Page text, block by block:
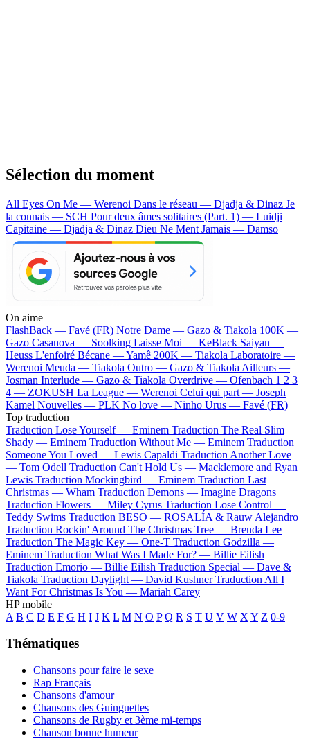
Sélection du moment
All Eyes On Me — Werenoi Dans le réseau — Djadja & Dinaz Je
la connais — SCH Pour deux âmes solitaires (Part. 1) — Luidji
Capitaine — Djadja & Dinaz Dieu Ne Ment Jamais — Damso
On aime
FlashBack — Favé (FR) Notre Dame — Gazo & Tiakola 100K —
Gazo Casanova — Soolking Laisse Moi — KeBlack Saiyan —
Heuss L'enfoiré Bécane —Yamê 200K — Tiakola Laboratoire —
Werenoi Meuda — Tiakola Outro — Gazo & Tiakola Ailleurs —
Josman Interlude — Gazo & Tiakola Overdrive — Ofenbach 1 2 3
4 — ZOKUSH La League — Werenoi Celui qui part — Joseph
Kamel Nouvelles — PLK No love — Ninho Urus — Favé (FR)
Top traduction
Traduction Lose Yourself — Eminem Traduction The Real Slim
Shady — Eminem Traduction Without Me — Eminem Traduction
Someone You Loved — Lewis Capaldi Traduction Another Love
— Tom Odell Traduction Can't Hold Us — Macklemore and Ryan
Lewis Traduction Mockingbird — Eminem Traduction Last
Christmas — Wham Traduction Demons — Imagine Dragons
Traduction Flowers — Miley Cyrus Traduction Lose Control —
Teddy Swims Traduction BESO — ROSALÍA & Rauw Alejandro
Traduction Rockin' Around The Christmas Tree — Brenda Lee
Traduction The Magic Key — One-T Traduction Godzilla —
Eminem Traduction What Was I Made For? — Billie Eilish
Traduction Emorio — Billie Eilish Traduction Special — Dave &
Tiakola Traduction Daylight — David Kushner Traduction All I
Want For Christmas Is You — Mariah Carey
HP mobile
A B C D E F G H I J K L M N O P Q R S T U V W X Y Z 0-9
Thématiques
Chansons pour faire le sexe
Rap Français
Chansons d'amour
Chansons des Guinguettes
Chansons de Rugby et 3ème mi-temps
Chanson bonne humeur